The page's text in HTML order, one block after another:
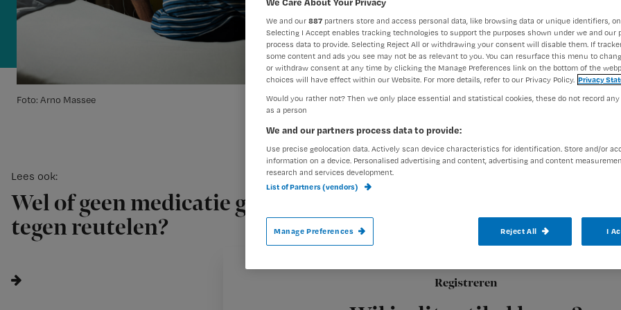
Foto: Arno Massee
Auteur:Francine Aarts27
Registreren
Lees ook:
Wel of geen medicatie geven
tegen reutelen?
De IKNL-richtlijn Slaapproblemen in de
richtlijn stamde uit 2008, tijd voor een
We and our 887 partners store and access personal data, like browsing data or unique identifiers,
Selecting I Accept enables tracking technologies to support the purposes shown under we and our
process data to provide. Selecting Reject All or withdrawing your consent will disable them. If
some content and ads you see may not be as relevant to you. You can resurface this menu to
or withdraw consent at any time by clicking the Manage Preferences link on the bottom of the
choices will have effect within our Website. For more details, refer to our Privacy Policy. Privacy
Would you rather not? Then we only place essential and statistical cookies, these do not record
as a person
We and our partners process data to provide:
Use precise geolocation data. Actively scan device characteristics for identification. Store and/or
information on a device. Personalised advertising and content, advertising and content
research and services development.
List of Partners (vendors)
Manage Preferences Reject All I